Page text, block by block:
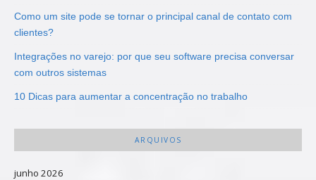
Como um site pode se tornar o principal canal de contato com
clientes?
Integrações no varejo: por que seu software precisa conversar
com outros sistemas
10 Dicas para aumentar a concentração no trabalho
ARQUIVOS
junho 2026